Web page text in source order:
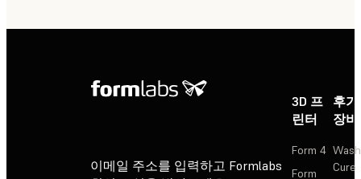
이메일 주소를 입력하고 Formlabs
3D 프
린터
Form 4
Form
후
장비
Cure